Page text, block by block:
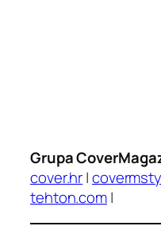
Grupa
cover.hr|
tehton.com|